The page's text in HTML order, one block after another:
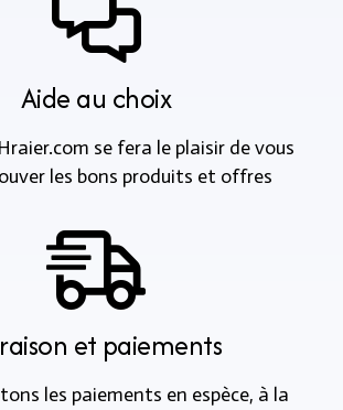
Aide au choix
se fera le plaisir de vous
les bons produits et offres
et paiements
les paiements en espèce, à la